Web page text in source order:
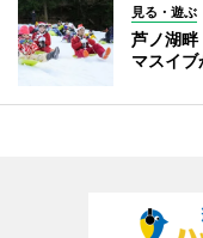
見る・遊ぶ
芦ノ湖
マスイ